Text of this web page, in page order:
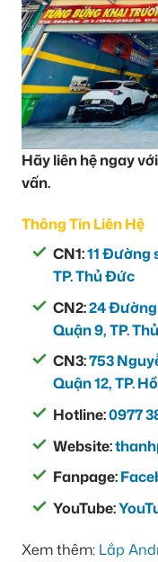
Hãy liên hệ ngay với
vấn.
Thông Tin Liên Hệ
CN1:11 Đường
TP. Thủ Đức
CN2:24 Đường
Quận 9, TP.
CN3:753
Quận 12, TP.
Hotline:0977
Website:
Fanpage:
YouTube:
Xem thêm: Lắp